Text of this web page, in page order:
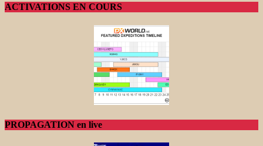
ACTIVATIONS EN COURS
PROPAGATION en live